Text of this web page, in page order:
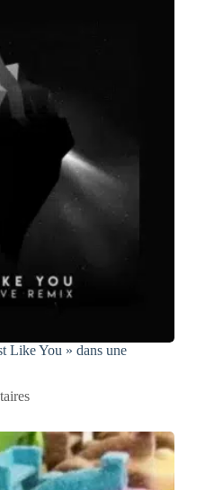
Like You » dans une